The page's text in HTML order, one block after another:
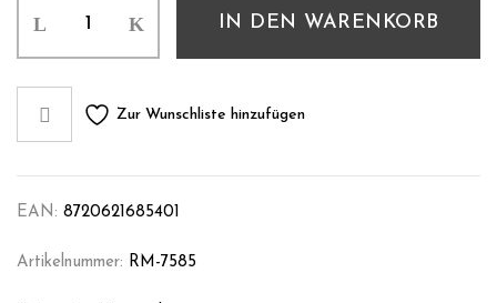
IN DEN WARENKORB
Zur Wunschliste hinzufügen
EAN: 8720621685401
Artikelnummer: RM-7585